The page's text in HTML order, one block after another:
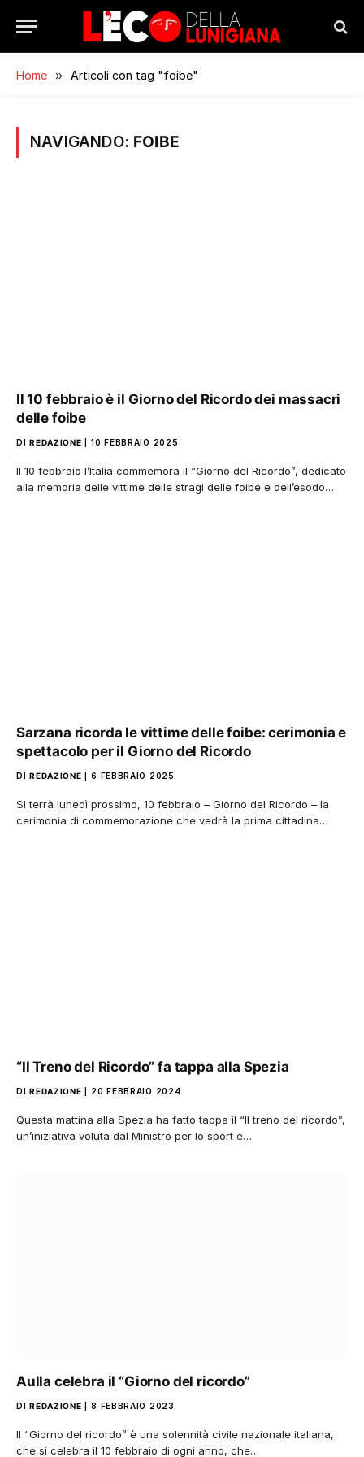
Home » Articoli con tag "foibe"
NAVIGANDO: FOIBE
Il 10 febbraio è il Giorno del Ricordo dei massacri
delle foibe
DI REDAZIONE 10 FEBBRAIO 2025
Il 10 febbraio l’Italia commemora il “Giorno del Ricordo”, dedicato
alla memoria delle vittime delle stragi delle foibe e dell’esodo…
Sarzana ricorda le vittime delle foibe: cerimonia e
spettacolo per il Giorno del Ricordo
DI REDAZIONE 6 FEBBRAIO 2025
Si terrà lunedì prossimo, 10 febbraio – Giorno del Ricordo – la
cerimonia di commemorazione che vedrà la prima cittadina…
“Il Treno del Ricordo” fa tappa alla Spezia
DI REDAZIONE 20 FEBBRAIO 2024
Questa mattina alla Spezia ha fatto tappa il “Il treno del ricordo”,
un’iniziativa voluta dal Ministro per lo sport e…
Aulla celebra il “Giorno del ricordo”
DI REDAZIONE 8 FEBBRAIO 2023
Il “Giorno del ricordo” è una solennità civile nazionale italiana,
che si celebra il 10 febbraio di ogni anno, che…